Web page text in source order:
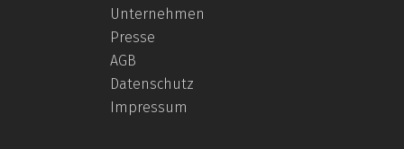
Unternehmen
Presse
AGB
Datenschutz
Impressum